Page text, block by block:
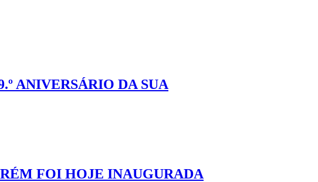
ANIVERSÁRIO DA SUA
FOI HOJE INAUGURADA